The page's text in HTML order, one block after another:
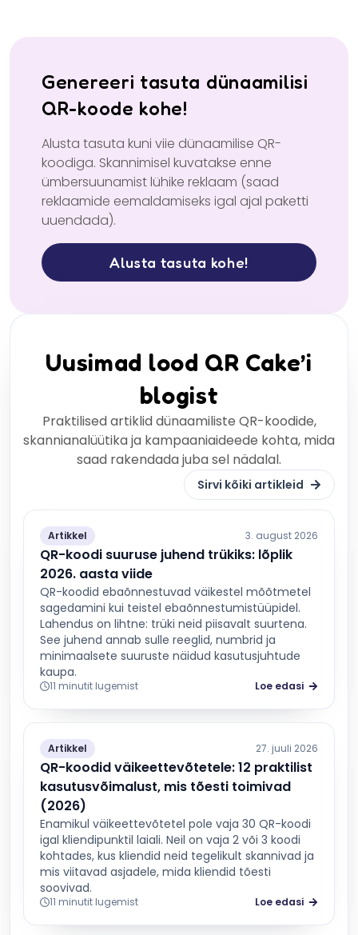
Genereeri tasuta dünaamilisi
QR-koode kohe!
Alusta tasuta kuni viie dünaamilise QR-
koodiga. Skannimisel kuvatakse enne
ümbersuunamist lühike reklaam (saad
reklaamide eemaldamiseks igal ajal paketti
uuendada).
Alusta tasuta kohe!
Uusimad lood QR Cake’i
blogist
Praktilised artiklid dünaamiliste QR-koodide,
skannianalüütika ja kampaaniaideede kohta, mida
saad rakendada juba sel nädalal.
Sirvi kõiki artikleid
Artikkel 3. august 2026
QR-koodi suuruse juhend trükiks: lõplik
2026. aasta viide
QR-koodid ebaõnnestuvad väikestel mõõtmetel
sagedamini kui teistel ebaõnnestumistüüpidel.
Lahendus on lihtne: trüki neid piisavalt suurtena.
See juhend annab sulle reeglid, numbrid ja
minimaalsete suuruste näidud kasutusjuhtude
kaupa.
11 minutit lugemist Loe edasi
Artikkel 27. juuli 2026
QR-koodid väikeettevõtetele: 12 praktilist
kasutusvõimalust, mis tõesti toimivad
(2026)
Enamikul väikeettevõtetel pole vaja 30 QR-koodi
igal kliendipunktil laiali. Neil on vaja 2 või 3 koodi
kohtades, kus kliendid neid tegelikult skannivad ja
mis viitavad asjadele, mida kliendid tõesti
soovivad.
11 minutit lugemist Loe edasi